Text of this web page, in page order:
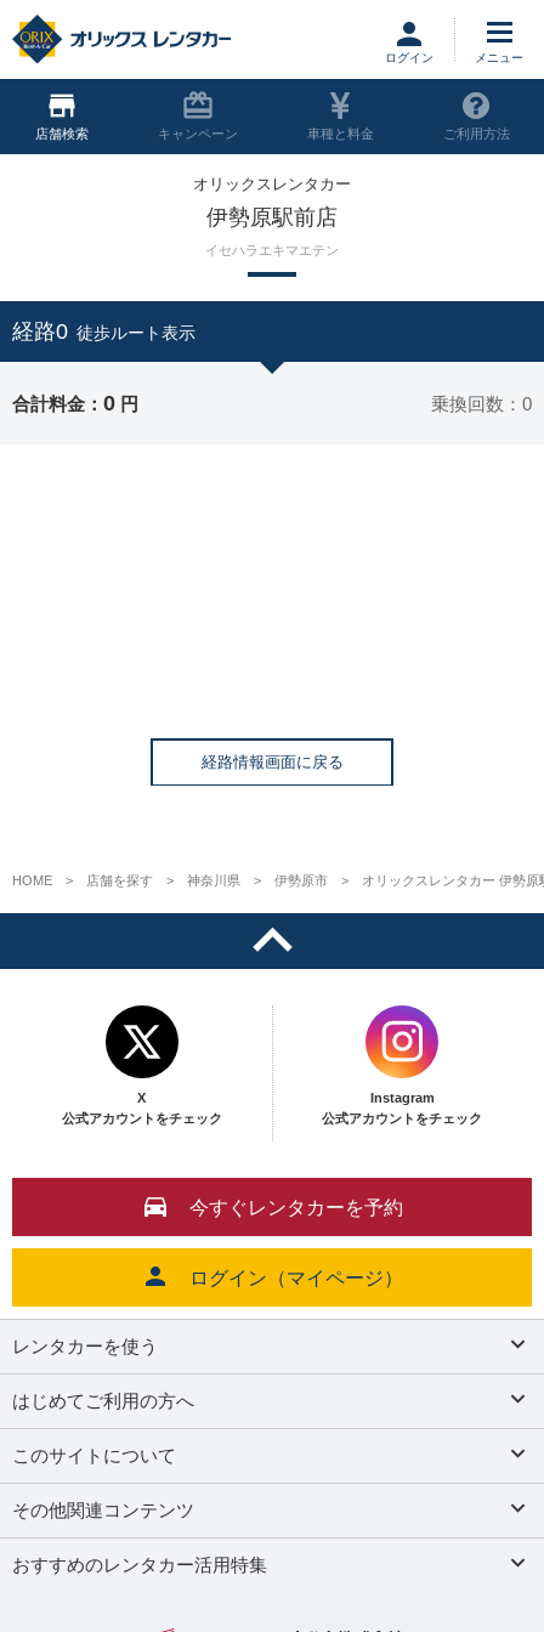
ログイン
店舗 キャンペーン 車種と料金 ご利用方法
オリックスレンタカー
伊勢原駅前店
イセハラエキマエテン
経路0 徒歩ルート表示
合計料金： 0 円 乗換回数：0
経路情報画面に戻る
HOME 店舗を探す 神奈川県 伊勢原市 オリックスレンタカー 伊勢原
X
公式アカウントをチェック
Instagram
公式アカウントをチェック
今すぐレンタカーを予約
ログイン（マイページ）
レンタカーを使う
はじめてご利用の方へ
このサイトについて
その他関連コンテンツ
おすすめのレンタカー活用特集